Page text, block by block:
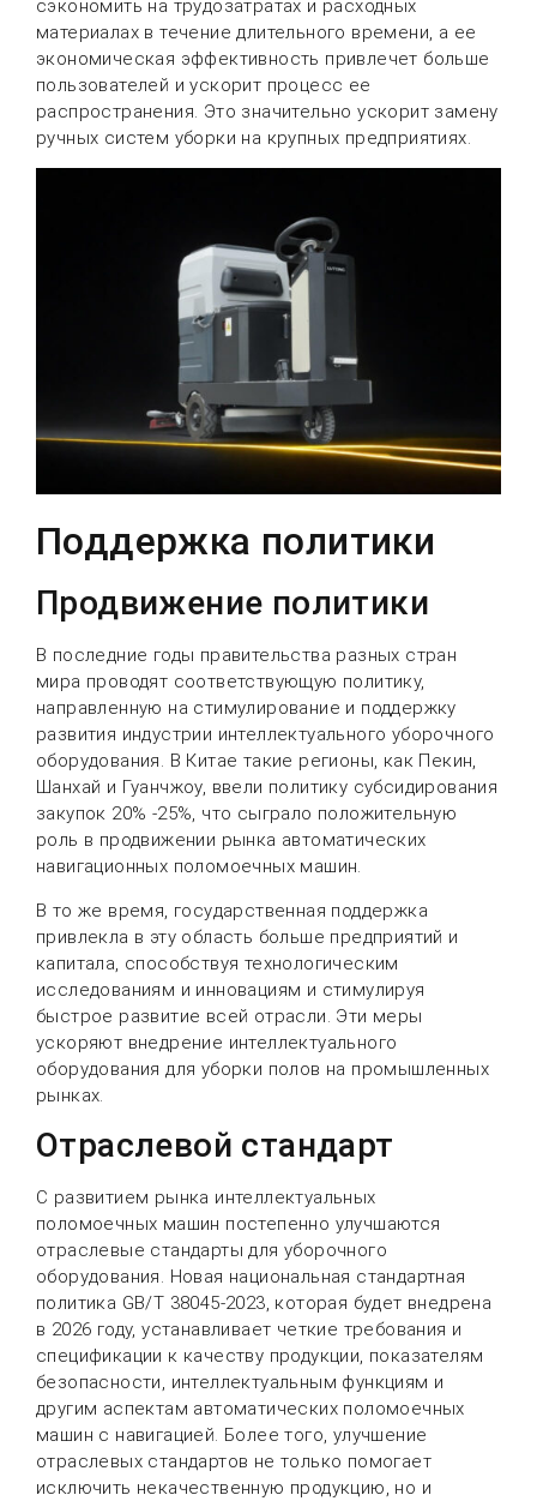
сэкономить на трудозатратах и расходных
материалах в течение длительного времени, а ее
экономическая эффективность привлечет больше
пользователей и ускорит процесс ее
распространения. Это значительно ускорит замену
ручных систем уборки на крупных предприятиях.
Поддержка политики
Продвижение политики
В последние годы правительства разных стран
мира проводят соответствующую политику,
направленную на стимулирование и поддержку
развития индустрии интеллектуального уборочного
оборудования. В Китае такие регионы, как Пекин,
Шанхай и Гуанчжоу, ввели политику субсидирования
закупок 20% -25%, что сыграло положительную
роль в продвижении рынка автоматических
навигационных поломоечных машин.
В то же время, государственная поддержка
привлекла в эту область больше предприятий и
капитала, способствуя технологическим
исследованиям и инновациям и стимулируя
быстрое развитие всей отрасли. Эти меры
ускоряют внедрение интеллектуального
оборудования для уборки полов на промышленных
рынках.
Отраслевой стандарт
С развитием рынка интеллектуальных
поломоечных машин постепенно улучшаются
отраслевые стандарты для уборочного
оборудования. Новая национальная стандартная
политика GB/T 38045-2023, которая будет внедрена
в 2026 году, устанавливает четкие требования и
спецификации к качеству продукции, показателям
безопасности, интеллектуальным функциям и
другим аспектам автоматических поломоечных
машин с навигацией. Более того, улучшение
отраслевых стандартов не только помогает
исключить некачественную продукцию, но и